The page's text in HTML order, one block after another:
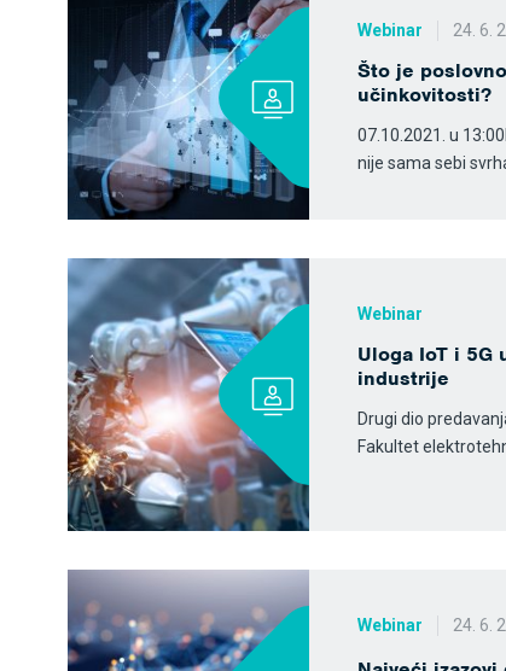
Webinar 24. 6.
Što je
učinkovitosti?
07.10.2021. u
nije sama sebi
Webinar
Uloga IoT i 5G
industrije
Drugi dio
Fakultet
Webinar 24. 6.